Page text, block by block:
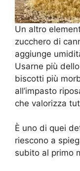
Un altro
zucchero di
aggiunge
Usarne più
biscotti più
all’impasto
che valorizza
È uno di quei
riescono a
subito al primo